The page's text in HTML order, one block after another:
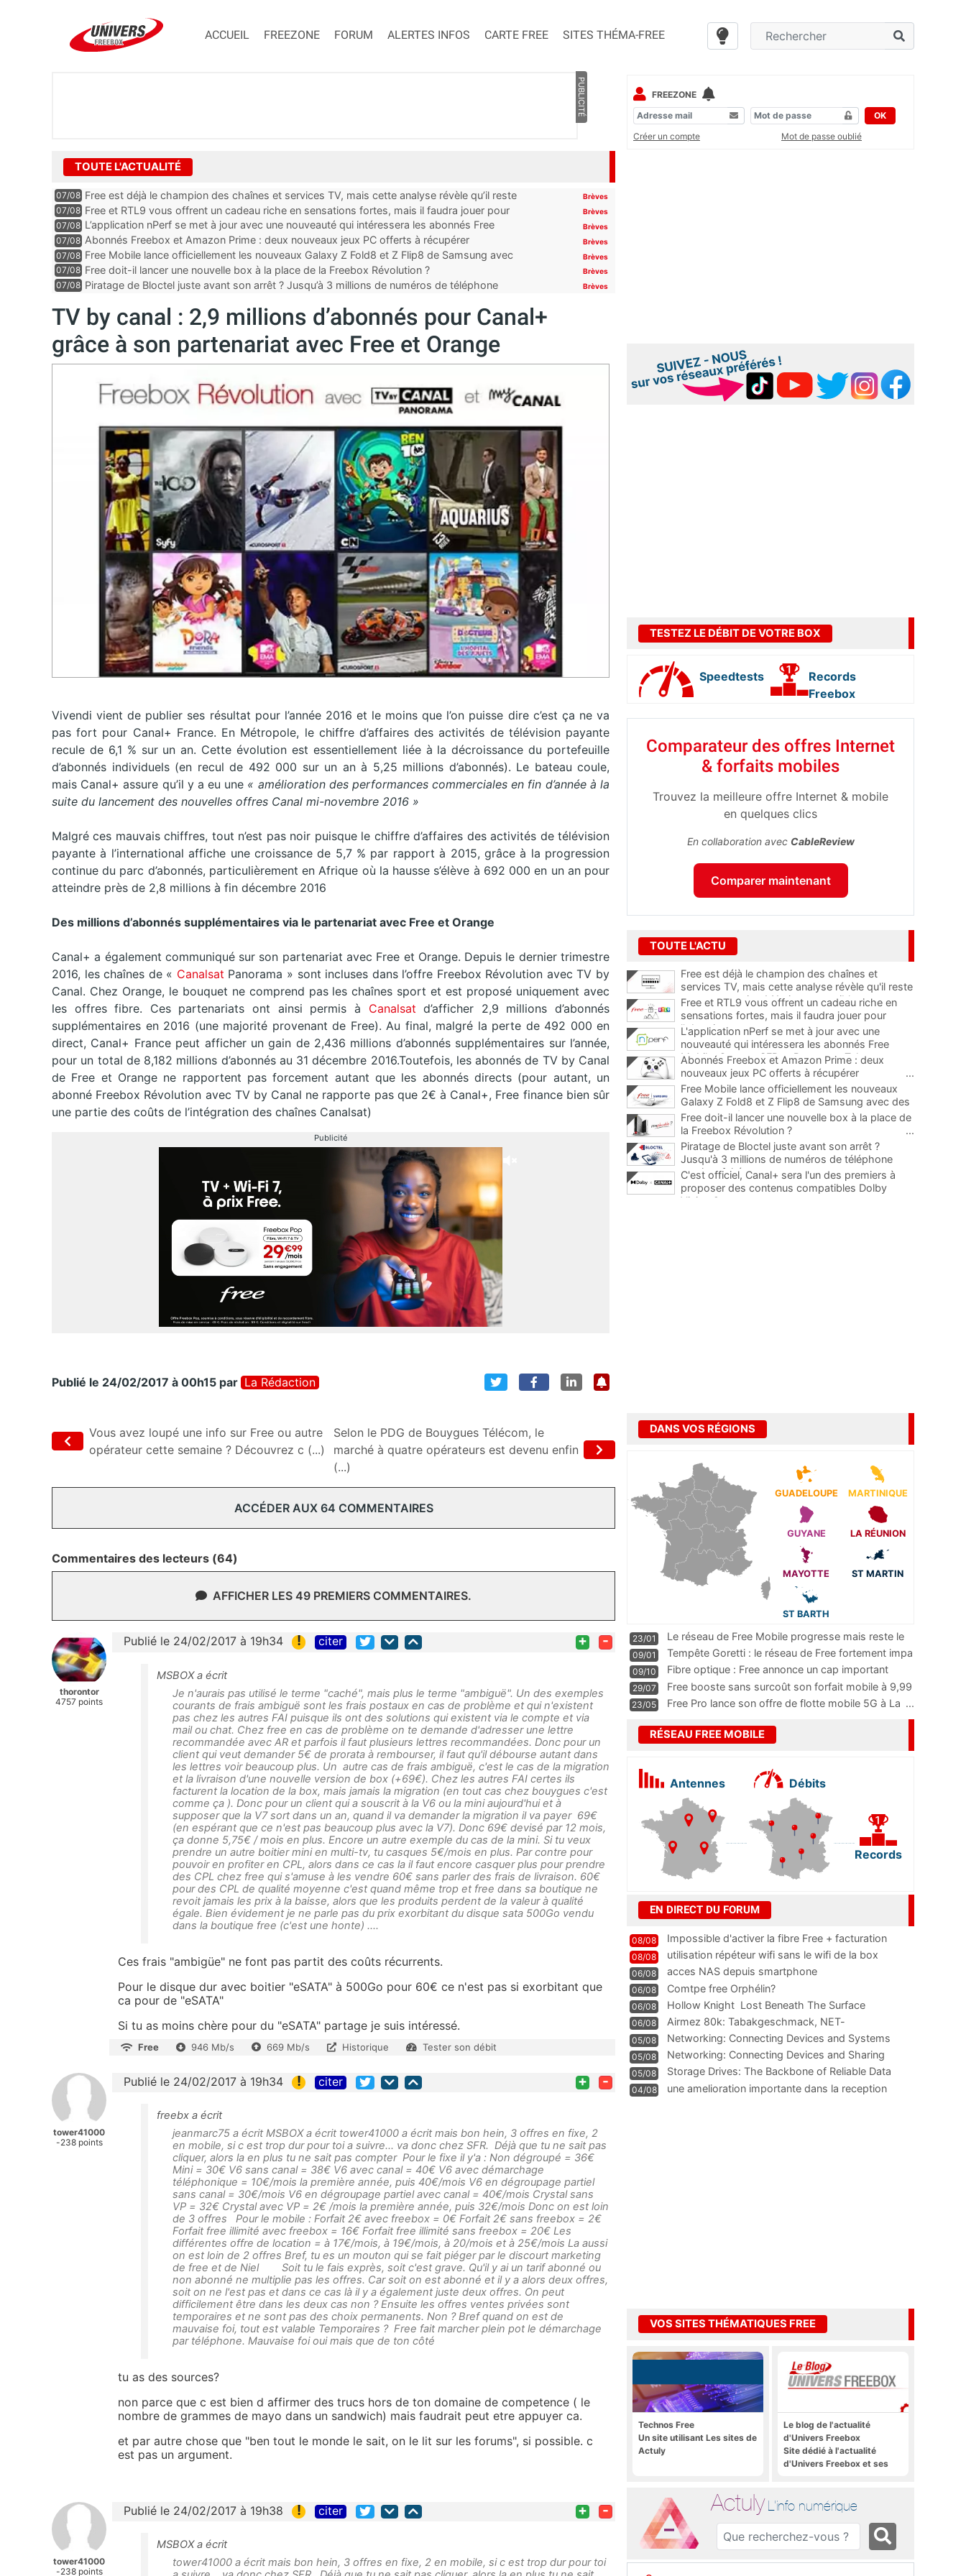
ACCUEIL FREEZONE FORUM ALERTES INFOS CARTE FREE SITES THÉMA-FREE
PUBLICITÉ
TOUTE L'ACTUALITÉ
07/08 Free est déjà le champion des chaînes et services TV, mais cette analyse révèle qu’il reste
encore au moin...
Brèves
07/08 Free et RTL9 vous offrent un cadeau riche en sensations fortes, mais il faudra jouer pour
l’obtenir
Brèves
07/08 L’application nPerf se met à jour avec une nouveauté qui intéressera les abonnés Free
Mobile, Orange, SFR ...
Brèves
07/08 Abonnés Freebox et Amazon Prime : deux nouveaux jeux PC offerts à récupérer Brèves
07/08 Free Mobile lance officiellement les nouveaux Galaxy Z Fold8 et Z Flip8 de Samsung avec
des promos et des cadeaux
Brèves
07/08 Free doit-il lancer une nouvelle box à la place de la Freebox Révolution ? Brèves
07/08 Piratage de Bloctel juste avant son arrêt ? Jusqu’à 3 millions de numéros de téléphone
Brèves
TV by canal : 2,9 millions d’abonnés pour Canal+
grâce à son partenariat avec Free et Orange
Vivendi vient de publier ses résultat pour l’année 2016 et le moins que l’on puisse dire c’est ça ne va
pas fort pour Canal+ France. En Métropole, le chiffre d’affaires des activités de télévision payante
recule de 6,1 % sur un an. Cette évolution est essentiellement liée à la décroissance du portefeuille
d’abonnés individuels (en recul de 492 000 sur un an à 5,25 millions d’abonnés). Le bateau coule,
mais Canal+ assure qu’il y a eu une « amélioration des performances commerciales en fin d’année à la
suite du lancement des nouvelles offres Canal mi-novembre 2016 »
Malgré ces mauvais chiffres, tout n’est pas noir puisque le chiffre d’affaires des activités de télévision
payante à l’international affiche une croissance de 5,7 % par rapport à 2015, grâce à la progression
continue du parc d’abonnés, particulièrement en Afrique où la hausse s’élève à 692 000 en un an pour
atteindre près de 2,8 millions à fin décembre 2016
Des millions d’abonnés supplémentaires via le partenariat avec Free et Orange
Canal+ a également communiqué sur son partenariat avec Free et Orange. Depuis le dernier trimestre
2016, les chaînes de « Canalsat Panorama » sont incluses dans l’offre Freebox Révolution avec TV by
Canal. Chez Orange, le bouquet ne comprend pas les chaînes sport et est proposé uniquement avec
les offres fibre. Ces partenariats ont ainsi permis à Canalsatd’afficher 2,9 millions d’abonnés
supplémentaires en 2016 (une majorité provenant de Free). Au final, malgré la perte de 492 000 en
direct, Canal+ France peut afficher un gain de 2,436 millions d’abonnés supplémentaires sur l’année,
pour un total de 8,182 millions d’abonnés au 31 décembre 2016.Toutefois, les abonnés de TV by Canal
de Free et Orange ne rapportent pas forcement autant que les abonnés directs (pour autant, un
abonné Freebox Révolution avec TV by Canal ne rapporte pas que 2€ à Canal+, Free finance bien sûr
une partie des coûts de l’intégration des chaînes Canalsat)
Publicité
Publié le 24/02/2017 à 00h15 par La Rédaction
Vous avez loupé une info sur Free ou autre
opérateur cette semaine ? Découvrez c (...)
Selon le PDG de Bouygues Télécom, le
marché à quatre opérateurs est devenu enfin
(...)
ACCÉDER AUX 64 COMMENTAIRES
Commentaires des lecteurs (64)
AFFICHER LES 49 PREMIERS COMMENTAIRES.
thorontor
4757 points
Publié le 24/02/2017 à 19h34 ! citer + -
MSBOX a écrit
Je n'aurais pas utilisé le terme "caché", mais plus le terme "ambiguë". Un des exemples
courants de frais ambiguë sont les frais postaux en cas de problème et qui n'existent
pas chez les autres FAI puisque ils ont des solutions qui existent via le compte et via
mail ou chat. Chez free en cas de problème on te demande d'adresser une lettre
recommandée avec AR et parfois il faut plusieurs lettres recommandées. Donc pour un
client qui veut demander 5€ de prorata à rembourser, il faut qu'il débourse autant dans
les lettres voir beaucoup plus. Un autre cas de frais ambiguë, c'est le cas de la migration
et la livraison d'une nouvelle version de box (+69€). Chez les autres FAI certes ils
facturent la location de la box, mais jamais la migration (en tout cas chez bouygues c'est
comme ça ). Donc pour un client qui a souscrit à la V6 ou la mini aujourd'hui et à
supposer que la V7 sort dans un an, quand il va demander la migration il va payer 69€
(en espérant que ce n'est pas beaucoup plus avec la V7). Donc 69€ devisé par 12 mois,
ça donne 5,75€ / mois en plus. Encore un autre exemple du cas de la mini. Si tu veux
prendre un autre boitier mini en multi-tv, tu casques 5€/mois en plus. Par contre pour
pouvoir en profiter en CPL, alors dans ce cas la il faut encore casquer plus pour prendre
des CPL chez free qui s'amuse à les vendre 60€ sans parler des frais de livraison. 60€
pour des CPL de qualité moyenne c'est quand même trop et free dans sa boutique ne
revoit jamais les prix à la baisse, alors que les produits perdent de la valeur à qualité
égale. Bien évidement je ne parle pas du prix exorbitant du disque sata 500Go vendu
dans la boutique free (c'est une honte) ....
Ces frais "ambigüe" ne font pas partit des coûts récurrents.
Pour le disque dur avec boitier "eSATA" à 500Go pour 60€ ce n'est pas si exorbitant que
ca pour de "eSATA"
Si tu as moins chère pour du "eSATA" partage je suis intéressé.
Free 946 Mb/s 669 Mb/s Historique Tester son débit
tower41000
-238 points
Publié le 24/02/2017 à 19h34 ! citer + -
freebx a écrit
jeanmarc75 a écrit MSBOX a écrit tower41000 a écrit mais bon hein, 3 offres en fixe, 2
en mobile, si c est trop dur pour toi a suivre... va donc chez SFR. Déjà que tu ne sait pas
cliquer, alors la en plus tu ne sait pas compter Pour le fixe il y'a : Non dégroupé = 36€
Mini = 30€ V6 sans canal = 38€ V6 avec canal = 40€ V6 avec démarchage
téléphonique = 10€/mois la première année, puis 40€/mois V6 en dégroupage partiel
sans canal = 30€/mois V6 en dégroupage partiel avec canal = 40€/mois Crystal sans
VP = 32€ Crystal avec VP = 2€ /mois la première année, puis 32€/mois Donc on est loin
de 3 offres Pour le mobile : Forfait 2€ avec freebox = 0€ Forfait 2€ sans freebox = 2€
Forfait free illimité avec freebox = 16€ Forfait free illimité sans freebox = 20€ Les
différentes offre de location = à 17€/mois, à 19€/mois, à 20/mois et à 25€/mois La aussi
on est loin de 2 offres Bref, tu es un mouton qui se fait piéger par le discourt marketing
de free et de Niel Soit tu le fais exprès, soit c'est grave. Qu'il y ai un tarif abonné ou
non abonné ne multiplie pas les offres. Car soit on est abonné et il y a alors deux offres,
soit on ne l'est pas et dans ce cas là il y a également juste deux offres. On peut
difficilement être dans les deux cas non ? Ensuite les offres ventes privées sont
temporaires et ne sont pas des choix permanents. Non ? Bref quand on est de
mauvaise foi, tout est valable Temporaires ? Free fait marcher plein pot le démarchage
par téléphone. Mauvaise foi oui mais que de ton côté
tu as des sources?
non parce que c est bien d affirmer des trucs hors de ton domaine de competence ( le
nombre de grammes de mayo dans un sandwich) mais faudrait peut etre appuyer ca.
et par autre chose que "ben tout le monde le sait, on le lit sur les forums", si possible. c
est pas un argument.
tower41000
-238 points
Publié le 24/02/2017 à 19h38 ! citer + -
MSBOX a écrit
tower41000 a écrit mais bon hein, 3 offres en fixe, 2 en mobile, si c est trop dur pour toi
FREEZONE
OK
Créer un compte
Mot de passe oublié
TESTEZ LE DÉBIT DE VOTRE BOX
Speedtests
Records
Freebox
Comparateur des offres Internet
& forfaits mobiles
Trouvez la meilleure offre Internet & mobile
en quelques clics
En collaboration avec CableReview
Comparer maintenant
TOUTE L'ACTU
Free est déjà le champion des chaînes et
services TV, mais cette analyse révèle qu'il reste
encore au moins 141 ajouts possibles
Free et RTL9 vous offrent un cadeau riche en
sensations fortes, mais il faudra jouer pour
l'obtenir
L'application nPerf se met à jour avec une
nouveauté qui intéressera les abonnés Free
Mobile, Orange, SFR et Bouygues Telecom
Abonnés Freebox et Amazon Prime : deux
nouveaux jeux PC offerts à récupérer
...
Free Mobile lance officiellement les nouveaux
Galaxy Z Fold8 et Z Flip8 de Samsung avec des
promos et des cadeaux
...
Free doit-il lancer une nouvelle box à la place de
la Freebox Révolution ?
...
Piratage de Bloctel juste avant son arrêt ?
Jusqu'à 3 millions de numéros de téléphone
auraient fuité
C'est officiel, Canal+ sera l'un des premiers à
proposer des contenus compatibles Dolby
Vision 2
DANS VOS RÉGIONS
GUADELOUPE MARTINIQUE
GUYANE LA RÉUNION
MAYOTTE ST MARTIN
ST BARTH
23/01
Le réseau de Free Mobile progresse mais reste le
m
...
09/01
Tempête Goretti : le réseau de Free fortement impa
09/10
Fibre optique : Free annonce un cap important
pass
...
29/07
Free booste sans surcoût son forfait mobile à 9,99
23/05 Free Pro lance son offre de flotte mobile 5G à La ...
RÉSEAU FREE MOBILE
Antennes Débits
Records
EN DIRECT DU FORUM
08/08
Impossible d'activer la fibre Free + facturation
résiliation
08/08 utilisation répéteur wifi sans le wifi de la box
06/08 acces NAS depuis smartphone
06/08 Comtpe free Orphélin?
06/08 Hollow Knight  Lost Beneath The Surface
06/08
Airmez 80k: Tabakgeschmack, NET-
Technologie und Leistung im
05/08 Networking: Connecting Devices and Systems
05/08
Networking: Connecting Devices and Sharing
Information
05/08
Storage Drives: The Backbone of Reliable Data
Management
04/08
une amelioration importante dans la reception
VOS SITES THÉMATIQUES FREE
Technos Free
Un site utilisant Les sites de
Actuly
Le blog de l'actualité
d'Univers Freebox
Site dédié à l'actualité
d'Univers Freebox et ses
thématiques Actuly, à
Freezone, etc.
Actuly L'info numérique